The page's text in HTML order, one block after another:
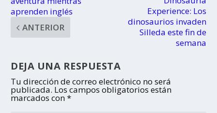
aprenden inglés
ANTERIOR
Experience: Los
dinosaurios invaden
Silleda este fin de
semana
DEJA UNA RESPUESTA
Tu dirección de correo electrónico no será
publicada. Los campos obligatorios están
marcados con*